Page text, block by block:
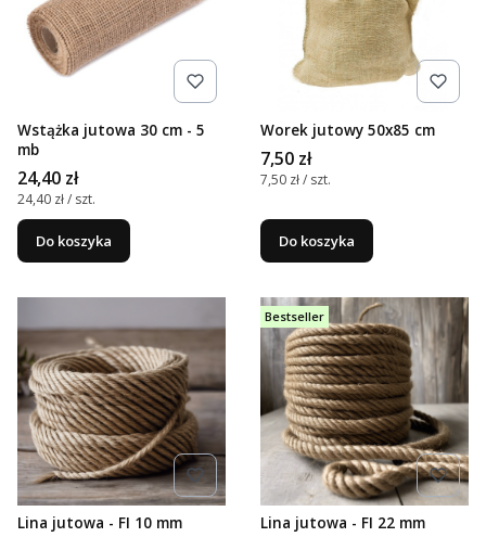
Wstążka jutowa 30 cm - 5
mb
Cena
24,40 zł
Cena jednostkowa
24,40 zł / szt.
Do koszyka
Worek jutowy 50x85 cm
Cena
7,50 zł
Cena jednostkowa
7,50 zł / szt.
Do koszyka
Lina jutowa - FI 10 mm
Bestseller
Lina jutowa - FI 22 mm